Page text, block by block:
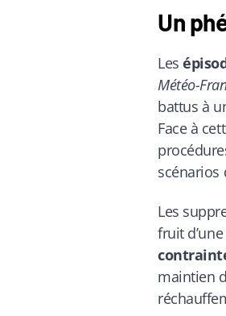
Un
Les
Météo-
battus à
Face à
scénarios
Les
fruit
maintien